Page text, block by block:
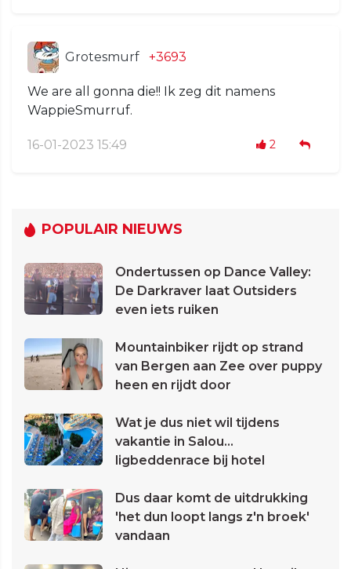
Grotesmurf +3693
We are all gonna die!! Ik zeg dit namens
WappieSmurruf.
16-01-2023 15:49 2
POPULAIR NIEUWS
Ondertussen op Dance Valley:
De Darkraver laat Outsiders
even iets ruiken
Mountainbiker rijdt op strand
van Bergen aan Zee over puppy
heen en rijdt door
Wat je dus niet wil tijdens
vakantie in Salou...
ligbeddenrace bij hotel
Dus daar komt de uitdrukking
'het dun loopt langs z'n broek'
vandaan